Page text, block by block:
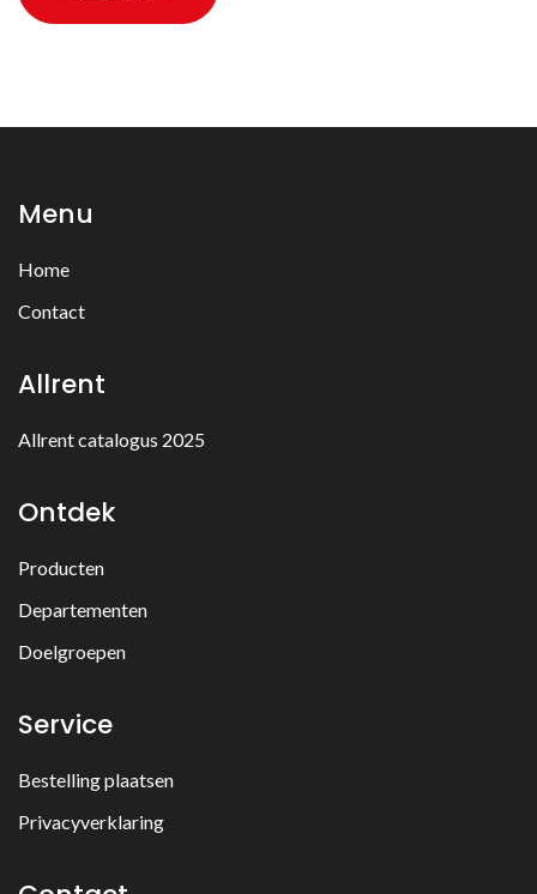
Menu
Home
Contact
Allrent
Allrent catalogus 2025
Ontdek
Producten
Departementen
Doelgroepen
Service
Bestelling plaatsen
Privacyverklaring